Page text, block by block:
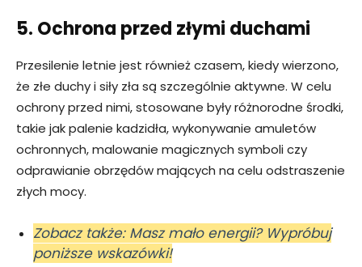
5. Ochrona przed złymi duchami
Przesilenie letnie jest również czasem, kiedy wierzono,
że złe duchy i siły zła są szczególnie aktywne. W celu
ochrony przed nimi, stosowane były różnorodne środki,
takie jak palenie kadzidła, wykonywanie amuletów
ochronnych, malowanie magicznych symboli czy
odprawianie obrzędów mających na celu odstraszenie
złych mocy.
Zobacz także: Masz mało energii? Wypróbuj
poniższe wskazówki!